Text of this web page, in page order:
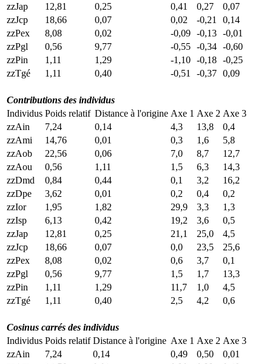
zzJap
12,81 0,25 0,41 0,27
0,07
zzJcp
18,66 0,07 0,02 -0,21
0,14
zzPex
8,08 0,02 -0,09 -0,13 -0,01
zzPgl
0,56 9,77 -0,55 -0,34 -0,60
zzPin
1,11 1,29 -1,10 -0,18 -0,25
zzTgé
1,11 0,40 -0,51 -0,37 0,09
Contributions des individus
Individus Poids relatif Distance à l'origine Axe 1 Axe 2 Axe 3
zzAin
7,24 0,14 4,3 13,8
0,4
zzAmi
14,76 0,01 0,3 1,6
5,8
zzAob
22,56 0,06 7,0 8,7
12,7
zzAou
0,56 1,11 1,5 6,3
14,3
zzDmd
0,84 0,44 0,1 3,2
16,2
zzDpe
3,62 0,01 0,2 0,4
0,2
zzIor
1,95 1,82 29,9 3,3
1,3
zzIsp
6,13 0,42 19,2 3,6
0,5
zzJap
12,81 0,25 21,1 25,0
4,5
zzJcp
18,66 0,07 0,0 23,5
25,6
zzPex
8,08 0,02 0,6 3,7
0,1
zzPgl
0,56 9,77 1,5 1,7
13,3
zzPin
1,11 1,29 11,7 1,0
4,5
zzTgé
1,11 0,40 2,5 4,2 0,6
Cosinus carrés des individus
Individus Poids relatif Distance à l'origine Axe 1 Axe 2 Axe 3
zzAin
7,24 0,14 0,49 0,50
0,01